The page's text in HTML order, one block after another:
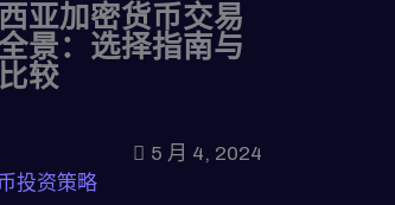
亚加密货币交易
景：选择指南与
较
5 月 4, 2024
投资策略